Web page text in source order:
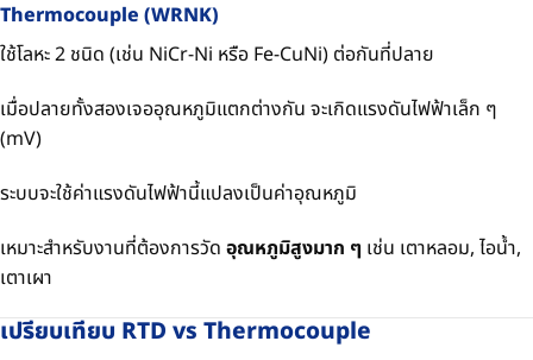
Thermocouple (WRNK)
ใช้โลหะ 2 ชนิด (เช่น NiCr-Ni หรือ Fe-CuNi) ต่อกันที่ปลาย
เมื่อปลายทั้งสองเจออุณหภูมิแตกต่างกัน จะเกิดแรงดันไฟฟ้าเล็ก ๆ
(mV)
ระบบจะใช้ค่าแรงดันไฟฟ้านี้แปลงเป็นค่าอุณหภูมิ
เหมาะสำหรับงานที่ต้องการวัด อุณหภูมิสูงมาก ๆ เช่น เตาหลอม, ไอน้ำ,
เตาเผา
เปรียบเทียบ RTD vs Thermocouple